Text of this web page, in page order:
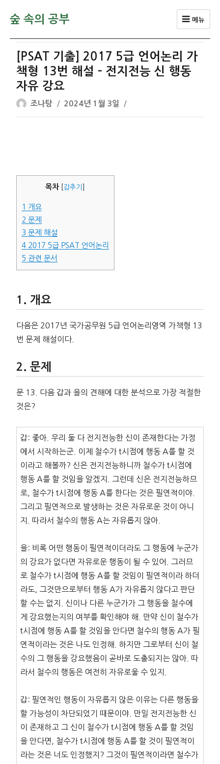
숲 속의 공부 메뉴
[PSAT 기출] 2017 5급 언어논리 가
책형 13번 해설 – 전지전능 신 행동
자유 강요
글
쓴
조나탕
작
성
2024년 1월 3일
목차 감추기
1 개요
2 문제
3 문제 해설
42017 5급 PSAT 언어논리
5 관련 문서
개요
다음은 2017년 국가공무원 5급 언어논리영역 가책형 13
번 문제 해설이다.
문제
문 13. 다음 갑과 을의 견해에 대한 분석으로 가장 적절한
것은?
갑: 좋아. 우리 둘 다 전지전능한 신이 존재한다는 가정
에서 시작하는군. 이제 철수가 t시점에 행동 A를 할 것
이라고 해볼까? 신은 전지전능하니까 철수가 t시점에
행동 A를 할 것임을 알겠지. 그런데 신은 전지전능하므
로, 철수가 t시점에 행동 A를 한다는 것은 필연적이야.
그리고 필연적으로 발생하는 것은 자유로운 것이 아니
지. 따라서 철수의 행동 A는 자유롭지 않아.
을: 비록 어떤 행동이 필연적이더라도 그 행동에 누군가
의 강요가 없다면 자유로운 행동이 될 수 있어. 그러므
로 철수가 t시점에 행동 A를 할 것임이 필연적이라 하더
라도, 그것만으로부터 행동 A가 자유롭지 않다고 판단
할 수는 없지. 신이나 다른 누군가가 그 행동을 철수에
게 강요했는지의 여부를 확인해야 해. 만약 신이 철수가
t시점에 행동 A를 할 것임을 안다면 철수의 행동 A가 필
연적이라는 것은 나도 인정해. 하지만 그로부터 신이 철
수의 그 행동을 강요했음이 곧바로 도출되지는 않아. 따
라서 철수의 행동은 여전히 자유로울 수 있지.
갑: 필연적인 행동이 자유롭지 않은 이유는 다른 행동을
할 가능성이 차단되었기 때문이야. 만일 전지전능한 신
이 존재하고 그 신이 철수가 t시점에 행동 A를 할 것임
을 안다면, 철수가 t시점에 행동 A를 할 것이 필연적이
라는 것은 너도 인정했지? 그것이 필연적이라면 철수가